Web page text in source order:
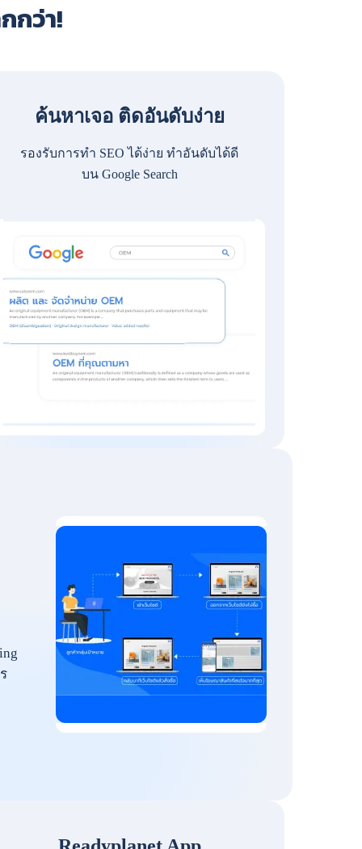
กว่า!
ค้นหาเจอ ติดอันดับง่าย
รองรับการทำ SEO ได้ง่าย ทำอันดับได้ดี
บน Google Search